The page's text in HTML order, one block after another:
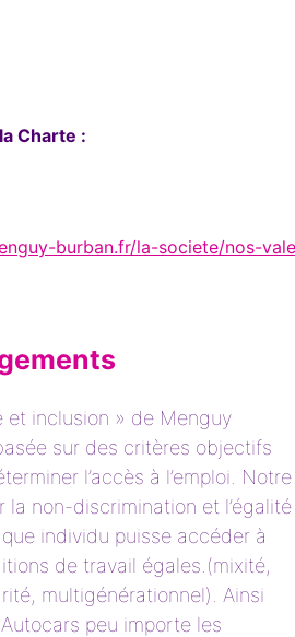
Charte :
burban.fr/la-societe/nos-
et inclusion » de Menguy
sur des critères objectifs
l’accès à l’emploi. Notre
la non-discrimination et l’égalité
individu puisse accéder à
de travail égales.(mixité,
multigénérationnel). Ainsi
peu importe les